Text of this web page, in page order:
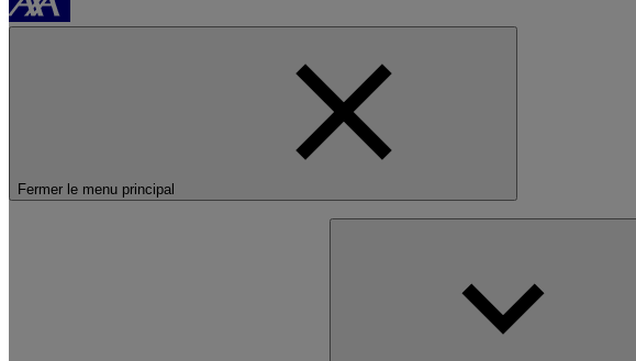
Fermer le menu principal